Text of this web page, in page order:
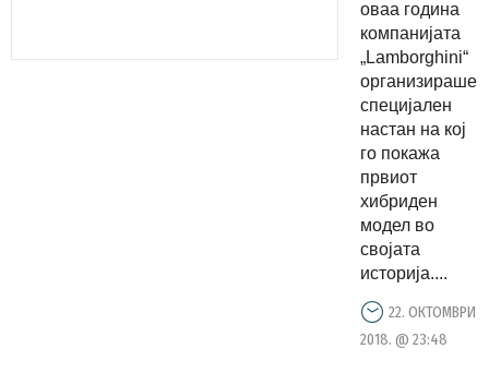
се вика
Unico
оваа година
компанијата
„Lamborghini“
организираше
специјален
настан на кој
го покажа
првиот
хибриден
модел во
својата
историја....
22. ОКТОМВРИ
2018. @ 23:48